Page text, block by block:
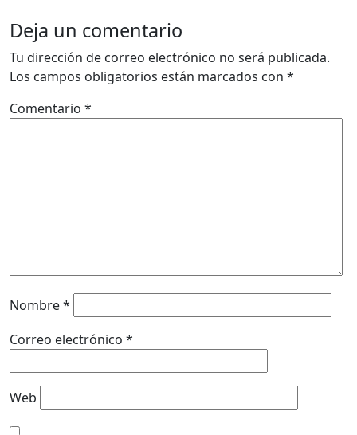
Deja un comentario
Tu dirección de correo electrónico no será publicada.
Los campos obligatorios están marcados con *
Comentario *
Nombre*
Correo electrónico *
Web